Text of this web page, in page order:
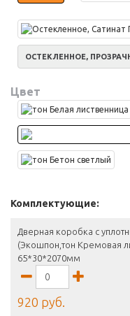
ОСТЕКЛЕННОЕ,
Цвет
Комплектующие:
Дверная коробка с
(Экошпон,тон Кремовая
65*30*2070мм
920 руб.